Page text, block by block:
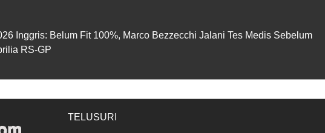
Inggris: Belum Fit 100%, Marco Bezzecchi Jalani Tes Medis Sebelum
RS-GP
TELUSURI